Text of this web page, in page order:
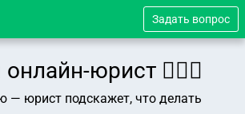
Задать вопрос
юрист 👨🏻‍⚖️
— юрист подскажет, что делать